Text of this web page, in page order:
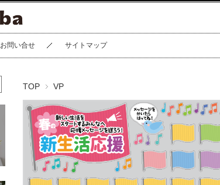
お問い合せ サイトマップ
TOP VP